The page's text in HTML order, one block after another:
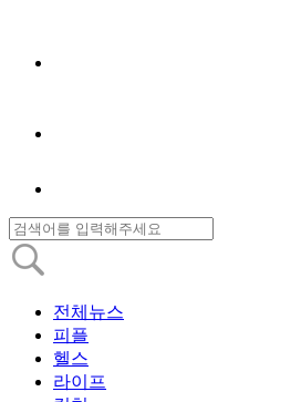
전체뉴스
피플
헬스
라이프